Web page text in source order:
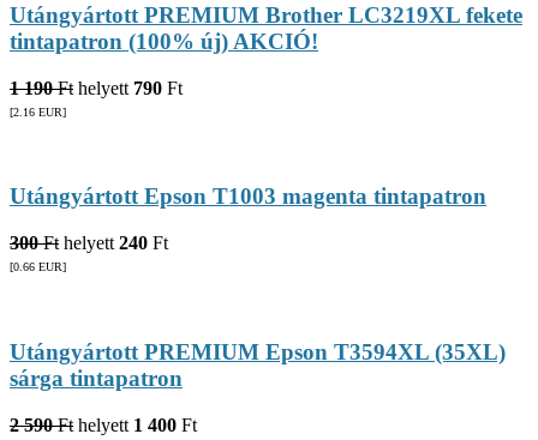
Utángyártott PREMIUM Brother LC3219XL fekete
tintapatron (100% új) AKCIÓ!
1 190 Ft helyett 790 Ft
[2.16 EUR]
Utángyártott Epson T1003 magenta tintapatron
300 Ft helyett 240 Ft
[0.66 EUR]
Utángyártott PREMIUM Epson T3594XL (35XL)
sárga tintapatron
2 590 Ft helyett 1 400 Ft